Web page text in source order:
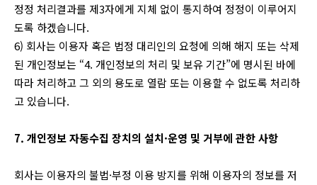
정정 처리결과를 제3자에게 지체 없이 통지하여 정정이 이루어지
도록 하겠습니다.
6) 회사는 이용자 혹은 법정 대리인의 요청에 의해 해지 또는 삭제
된 개인정보는 “4. 개인정보의 처리 및 보유 기간”에 명시된 바에
따라 처리하고 그 외의 용도로 열람 또는 이용할 수 없도록 처리하
고 있습니다.
7. 개인정보 자동수집 장치의 설치·운영 및 거부에 관한 사항
회사는 이용자의 불법·부정 이용 방지를 위해 이용자의 정보를 저